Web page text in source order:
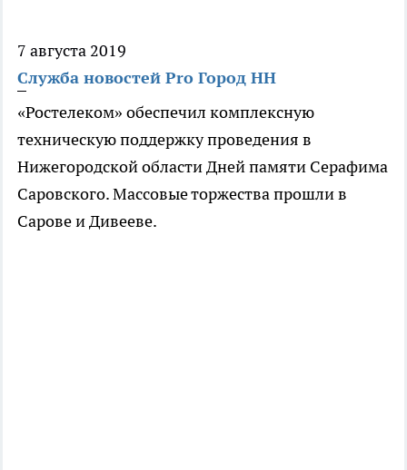
7 августа 2019
Служба новостей Pro Город НН
«Ростелеком» обеспечил комплексную
техническую поддержку проведения в
Нижегородской области Дней памяти Серафима
Саровского. Массовые торжества прошли в
Сарове и Дивееве.